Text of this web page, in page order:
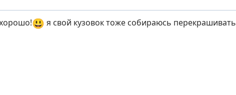
😃 я свой кузовок тоже собираюсь перекрашивать